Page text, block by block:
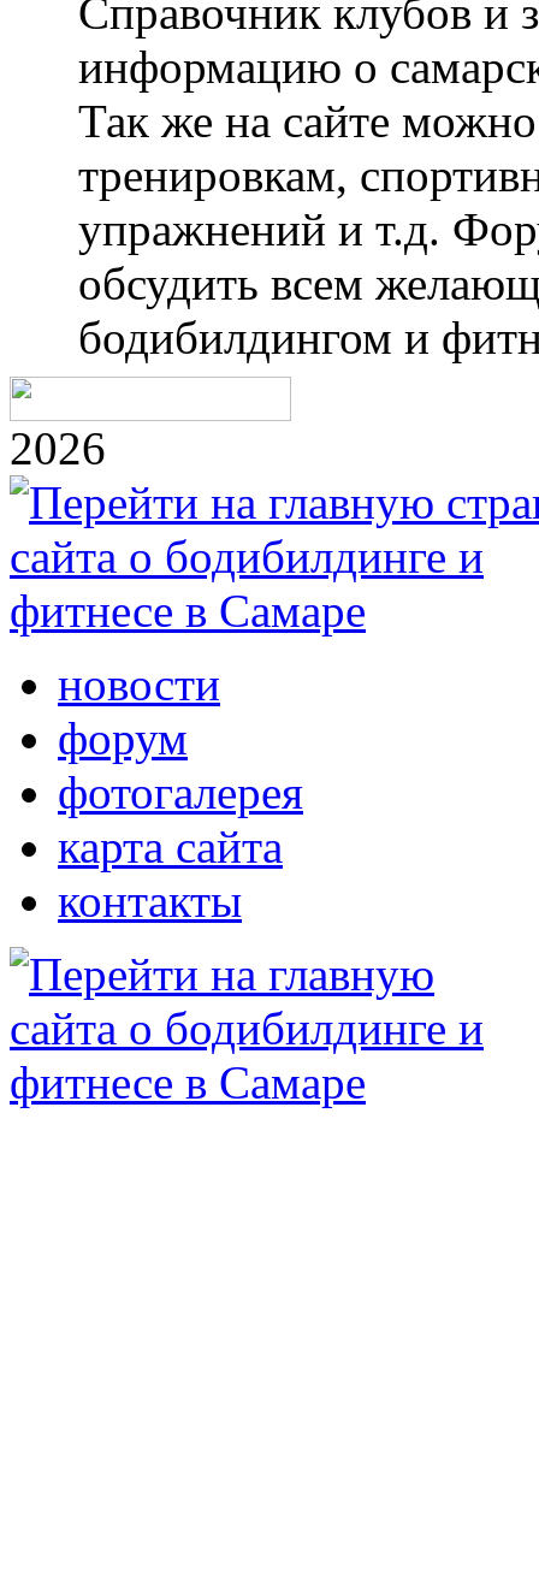
Справочник клубов и
информацию о
Так же на сайте
тренировкам,
упражнений и т.д.
обсудить всем
бодибилдингом и
2026
новости
форум
фотогалерея
карта сайта
контакты